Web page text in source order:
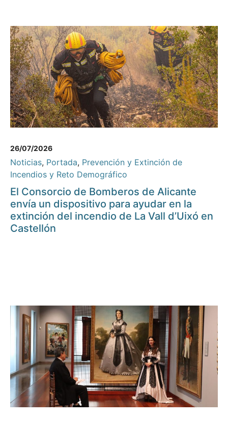
26/07/2026
Noticias, Portada, Prevención y Extinción de
Incendios y Reto Demográfico
El Consorcio de Bomberos de Alicante
envía un dispositivo para ayudar en la
extinción del incendio de La Vall d’Uixó en
Castellón